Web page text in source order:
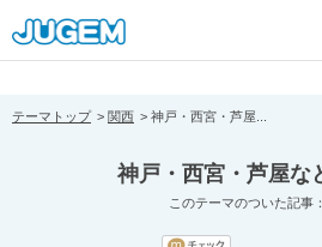
[pear_error: message="Success"
prefix="" info=""]
テーマトップ 関西 神戸・西宮・芦屋...
神戸・西宮・芦屋な
このテーマのついた記事